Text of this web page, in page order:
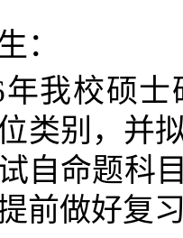
：
年我校硕士
类别，并
自命题科目
前做好复